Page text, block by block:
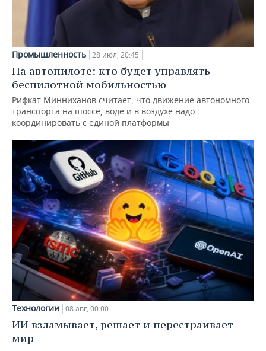
Промышленность 28 июл, 20:45
На автопилоте: кто будет управлять
беспилотной мобильностью
Рифкат Минниханов считает, что движение автономного
транспорта на шоссе, воде и в воздухе надо
координировать с единой платформы
Технологии 08 авг, 00:00
ИИ взламывает, решает и перестраивает
мир